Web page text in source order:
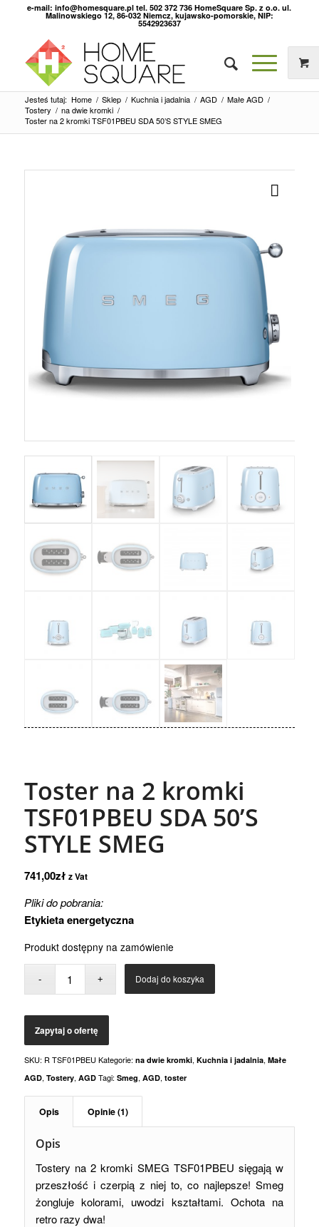
e-mail: info@homesquare.pl tel. 502 372 736 HomeSquare Sp. z o.o. ul.
Malinowskiego 12, 86-032 Niemcz, kujawsko-pomorskie, NIP:
5542923637
Jesteś tutaj: Home / Sklep / Kuchnia i jadalnia / AGD / Małe AGD /
Tostery / na dwie kromki /
Toster na 2 kromki TSF01PBEU SDA 50’S STYLE SMEG
Toster na 2 kromki
TSF01PBEU SDA 50’S
STYLE SMEG
741,00zł z Vat
Pliki do pobrania:
Etykieta energetyczna
Produkt dostępny na zamówienie
Dodaj do koszyka
SKU: R TSF01PBEU Kategorie: na dwie kromki, Kuchnia i jadalnia, Małe
AGD, Tostery, AGD Tagi: Smeg, AGD, toster
Opis Opinie (1)
Opis
Tostery na 2 kromki SMEG TSF01PBEU sięgają w
przeszłość i czerpią z niej to, co najlepsze! Smeg
żongluje kolorami, uwodzi kształtami. Ochota na
retro razy dwa!